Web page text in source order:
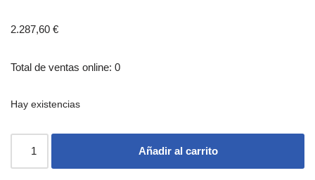
2.287,60 €
Total de ventas online: 0
Hay existencias
Añadir al carrito